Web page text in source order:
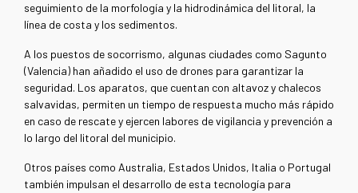
seguimiento de la morfología y la hidrodinámica del litoral, la
línea de costa y los sedimentos.
A los puestos de socorrismo, algunas ciudades como Sagunto
(Valencia) han añadido el uso de drones para garantizar la
seguridad. Los aparatos, que cuentan con altavoz y chalecos
salvavidas, permiten un tiempo de respuesta mucho más rápido
en caso de rescate y ejercen labores de vigilancia y prevención a
lo largo del litoral del municipio.
Otros países como Australia, Estados Unidos, Italia o Portugal
también impulsan el desarrollo de esta tecnología para